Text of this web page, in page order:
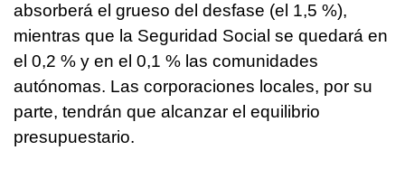
absorberá el grueso del desfase (el 1,5 %),
mientras que la Seguridad Social se quedará en
el 0,2 % y en el 0,1 % las comunidades
autónomas. Las corporaciones locales, por su
parte, tendrán que alcanzar el equilibrio
presupuestario.